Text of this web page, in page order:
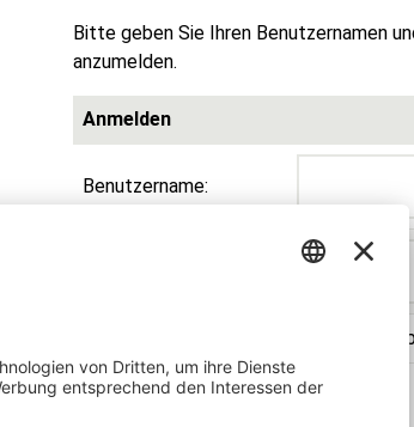
Bitte geben Sie Ihren Benutzernamen
anzumelden.
Anmelden
Benutzername:
Angemeldet
Passwort vergessen?